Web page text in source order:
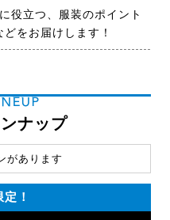
役立つ、服装のポイント
をお届けします！
ナップ
があります
！